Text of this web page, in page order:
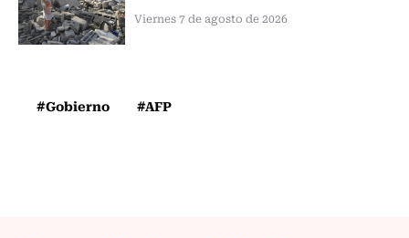
Viernes 7 de agosto de 2026
#Gobierno #AFP